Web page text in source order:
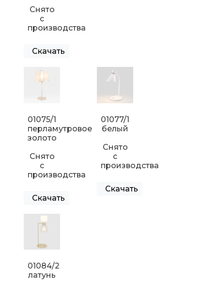
Снято
с
производства
Скачать
01075/1
перламутровое
золото
Снято
с
производства
Скачать
01077/1
белый
Снято
с
производства
Скачать
01084/2
латунь